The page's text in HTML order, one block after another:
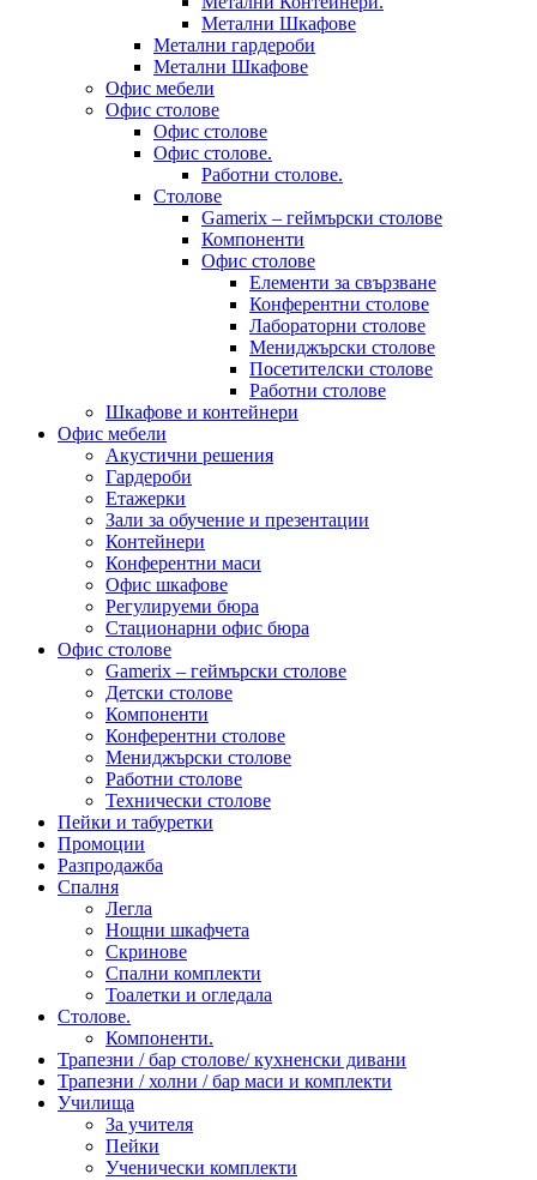
Метални Шкафове
Метални гардероби
Метални Шкафове
Офис мебели
Офис столове
Офис столове
Офис столове.
Работни столове.
Столове
Gamerix – геймърски столове
Компоненти
Офис столове
Елементи за свързване
Конферентни столове
Лабораторни столове
Мениджърски столове
Посетителски столове
Работни столове
Шкафове и контейнери
Офис мебели
Акустични решения
Гардероби
Етажерки
Зали за обучение и презентации
Контейнери
Конферентни маси
Офис шкафове
Регулируеми бюра
Стационарни офис бюра
Офис столове
Gamerix – геймърски столове
Детски столове
Компоненти
Конферентни столове
Мениджърски столове
Работни столове
Технически столове
Пейки и табуретки
Промоции
Разпродажба
Спалня
Легла
Нощни шкафчета
Скринове
Спални комплекти
Тоалетки и огледала
Столове.
Компоненти.
Трапезни / бар столове/ кухненски дивани
Трапезни / холни / бар маси и комплекти
Училища
За учителя
Пейки
Ученически комплекти